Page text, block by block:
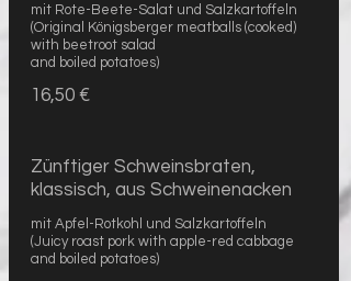
mit Rote-Beete-Salat und Salzkartoffeln
(Original Königsberger meatballs (cooked)
with beetroot salad
and boiled potatoes)
16,50 €
Zünftiger Schweinsbraten,
klassisch, aus Schweinenacken
mit Apfel-Rotkohl und Salzkartoffeln
(Juicy roast pork with apple-red cabbage
and boiled potatoes)